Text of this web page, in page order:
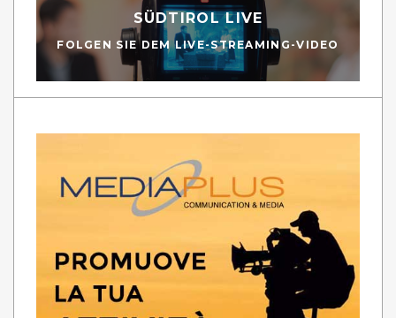
SÜDTIROL LIVE
FOLGEN SIE DEM LIVE-STREAMING-VIDEO